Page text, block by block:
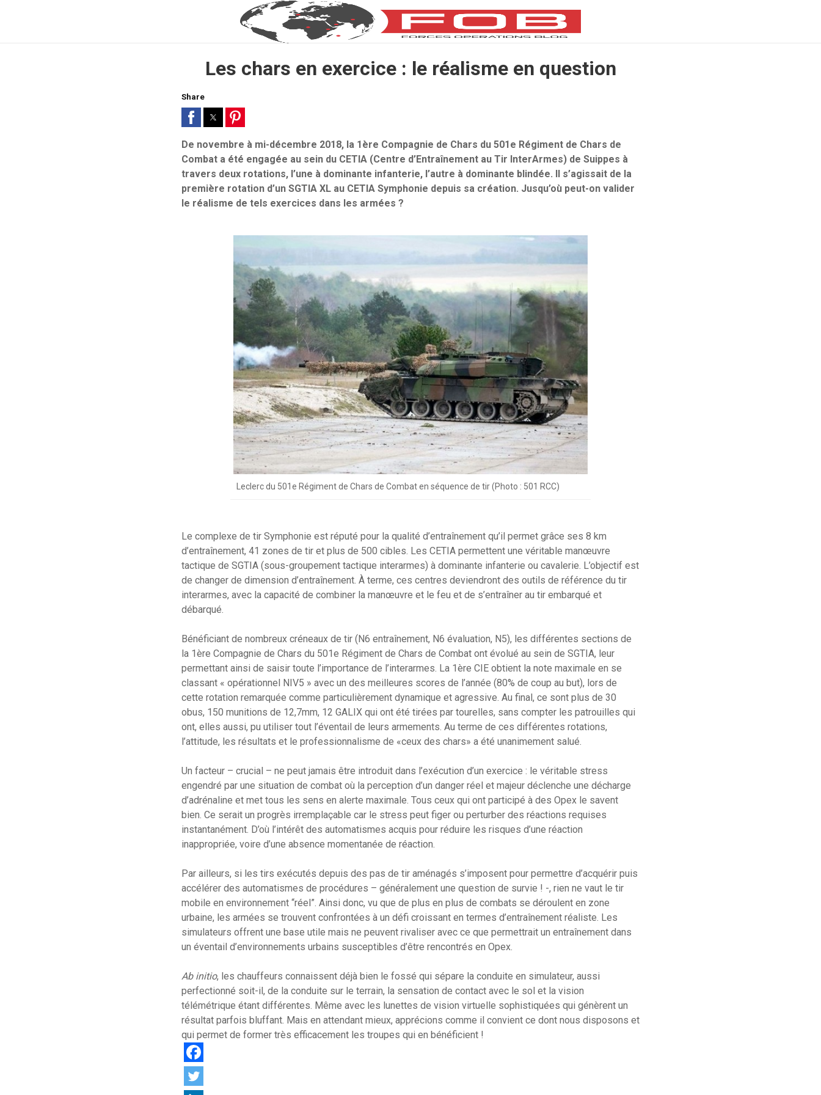
Les chars en exercice : le réalisme en question
Share
De novembre à mi-décembre 2018, la 1ère Compagnie de Chars du 501e Régiment de Chars de
Combat a été engagée au sein du CETIA (Centre d’Entraînement au Tir InterArmes) de Suippes à
travers deux rotations, l’une à dominante infanterie, l’autre à dominante blindée. Il s’agissait de la
première rotation d’un SGTIA XL au CETIA Symphonie depuis sa création. Jusqu’où peut-on valider
le réalisme de tels exercices dans les armées ?
Leclerc du 501e Régiment de Chars de Combat en séquence de tir (Photo : 501 RCC)
Le complexe de tir Symphonie est réputé pour la qualité d’entraînement qu’il permet grâce ses 8 km
d’entraînement, 41 zones de tir et plus de 500 cibles. Les CETIA permettent une véritable manœuvre
tactique de SGTIA (sous-groupement tactique interarmes) à dominante infanterie ou cavalerie. L’objectif est
de changer de dimension d’entraînement. À terme, ces centres deviendront des outils de référence du tir
interarmes, avec la capacité de combiner la manœuvre et le feu et de s’entraîner au tir embarqué et
débarqué.
Bénéficiant de nombreux créneaux de tir (N6 entraînement, N6 évaluation, N5), les différentes sections de
la 1ère Compagnie de Chars du 501e Régiment de Chars de Combat ont évolué au sein de SGTIA, leur
permettant ainsi de saisir toute l’importance de l’interarmes. La 1ère CIE obtient la note maximale en se
classant « opérationnel NIV5 » avec un des meilleures scores de l’année (80% de coup au but), lors de
cette rotation remarquée comme particulièrement dynamique et agressive. Au final, ce sont plus de 30
obus, 150 munitions de 12,7mm, 12 GALIX qui ont été tirées par tourelles, sans compter les patrouilles qui
ont, elles aussi, pu utiliser tout l’éventail de leurs armements. Au terme de ces différentes rotations,
l’attitude, les résultats et le professionnalisme de «ceux des chars» a été unanimement salué.
Un facteur – crucial – ne peut jamais être introduit dans l’exécution d’un exercice : le véritable stress
engendré par une situation de combat où la perception d’un danger réel et majeur déclenche une décharge
d’adrénaline et met tous les sens en alerte maximale. Tous ceux qui ont participé à des Opex le savent
bien. Ce serait un progrès irremplaçable car le stress peut figer ou perturber des réactions requises
instantanément. D’où l’intérêt des automatismes acquis pour réduire les risques d’une réaction
inappropriée, voire d’une absence momentanée de réaction.
Par ailleurs, si les tirs exécutés depuis des pas de tir aménagés s’imposent pour permettre d’acquérir puis
accélérer des automatismes de procédures – généralement une question de survie ! -, rien ne vaut le tir
mobile en environnement “réel”. Ainsi donc, vu que de plus en plus de combats se déroulent en zone
urbaine, les armées se trouvent confrontées à un défi croissant en termes d’entraînement réaliste. Les
simulateurs offrent une base utile mais ne peuvent rivaliser avec ce que permettrait un entraînement dans
un éventail d’environnements urbains susceptibles d’être rencontrés en Opex.
Ab initio, les chauffeurs connaissent déjà bien le fossé qui sépare la conduite en simulateur, aussi
perfectionné soit-il, de la conduite sur le terrain, la sensation de contact avec le sol et la vision
télémétrique étant différentes. Même avec les lunettes de vision virtuelle sophistiquées qui génèrent un
résultat parfois bluffant. Mais en attendant mieux, apprécions comme il convient ce dont nous disposons et
qui permet de former très efficacement les troupes qui en bénéficient !